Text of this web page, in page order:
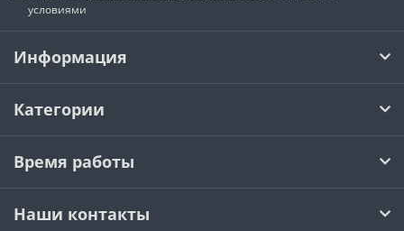
условиями
Информация
Категории
Время работы
Наши контакты